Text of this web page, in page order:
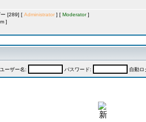
ー [289] [ Administrator ] [ Moderator]
]
ユーザー名: パスワード: 自動ロ